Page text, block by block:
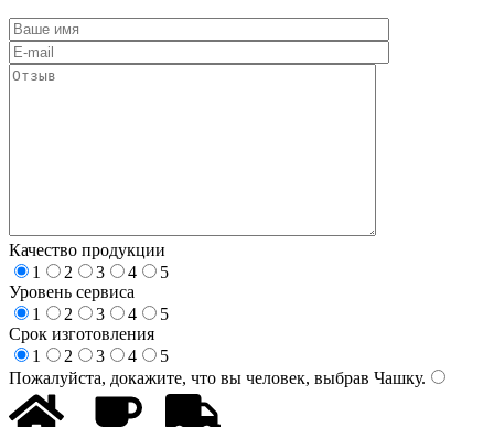
Качество продукции
1
2 3 4
5
Уровень сервиса
1
2 3 4
5
Срок изготовления
1
2 3 4
5
Пожалуйста, докажите, что вы человек, выбрав Чашку.